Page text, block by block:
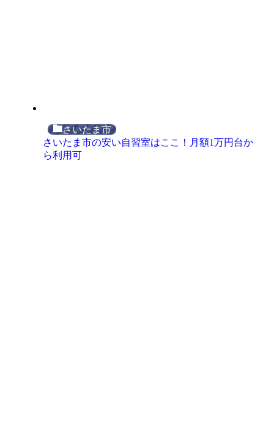
さいたま市
さいたま市の安い自習室はここ！月額1万円台か
ら利用可